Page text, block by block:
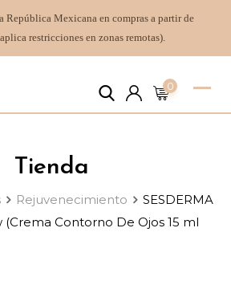
República Mexicana en compras a partir de
restricciones en zonas remotas).
0
Tienda
Rejuvenecimiento
SESDERMA
(Crema Contorno De Ojos 15 ml